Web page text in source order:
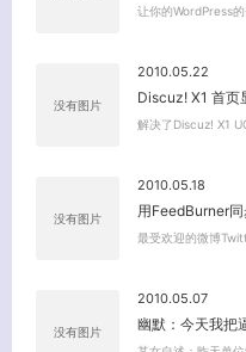
让你的WordPress
没有图片
2010.05.22
Discuz! X1 首页
解决了Discuz! X1
没有图片
2010.05.18
用FeedBurner
最受欢迎的微博
没有图片
2010.05.07
幽默：今天我把